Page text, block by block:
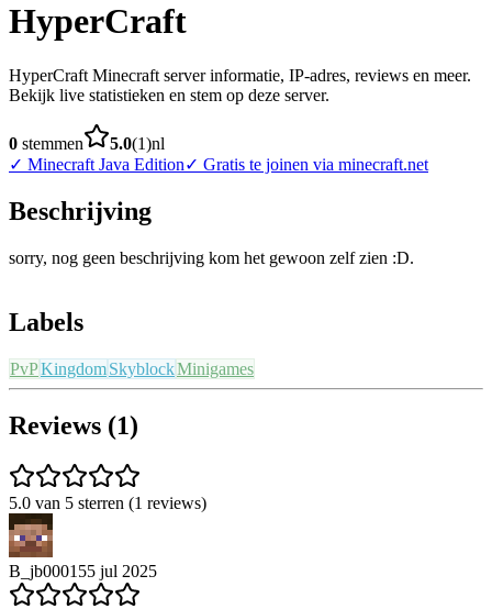
HyperCraft
HyperCraft Minecraft server informatie, IP-adres, reviews en meer.
Bekijk live statistieken en stem op deze server.
0 stemmen 5.0(1)nl
✓ Minecraft Java Edition✓ Gratis te joinen via minecraft.net
Beschrijving
sorry, nog geen beschrijving kom het gewoon zelf zien :D.
Labels
PvPKingdomSkyblockMinigames
Reviews (1)
5.0 van 5 sterren (1 reviews)
B_jb000155 jul 2025